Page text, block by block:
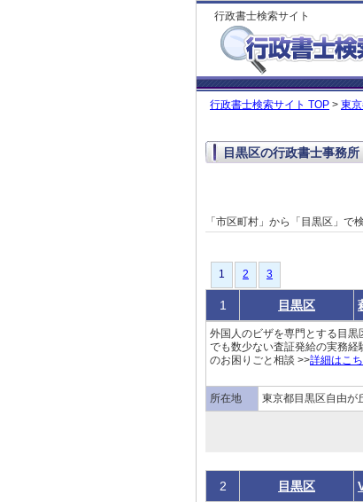
行政書士検索サイト
行政書士検索サイト TOP > 東
目黒区の行政書士事務所
「市区町村」から「目黒区」で
1 2 3
1 目黒区
外国人のビザを専門とする目
でも数少ない査証発給の実務
のお困りごと相談 >>詳細はこ
所在地 東京都目黒区自由が
2 目黒区